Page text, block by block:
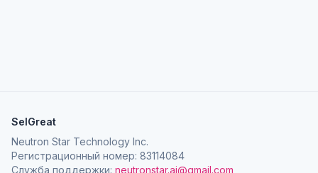
SelGreat
Neutron Star Technology Inc.
Регистрационный номер: 83114084
Служба поддержки: neutronstar.ai@gmail.com